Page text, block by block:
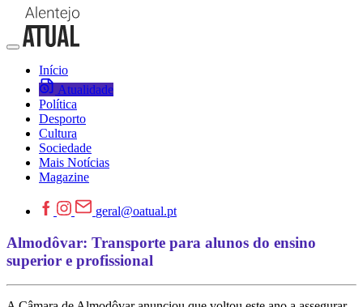
Início
Atualidade
Política
Desporto
Cultura
Sociedade
Mais Notícias
Magazine
geral@oatual.pt
Almodôvar: Transporte para alunos do ensino
superior e profissional